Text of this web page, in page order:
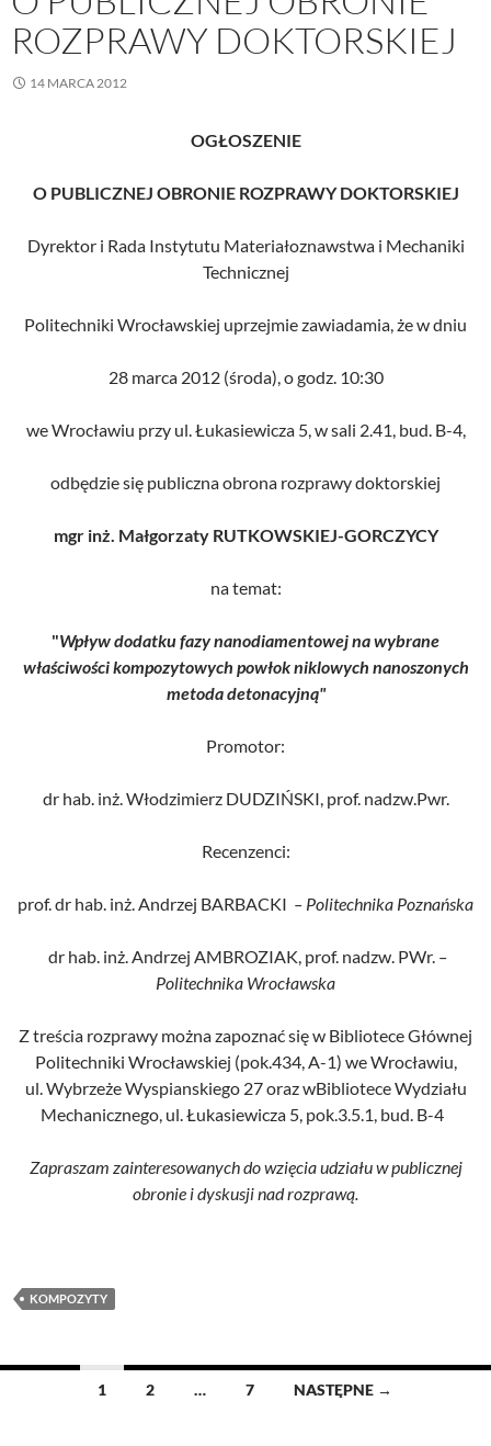
ROZPRAWY DOKTORSKIEJ
14 MARCA 2012
OGŁOSZENIE
O PUBLICZNEJ OBRONIE ROZPRAWY DOKTORSKIEJ
Dyrektor i Rada Instytutu Materiałoznawstwa i Mechaniki
Technicznej
Politechniki Wrocławskiej uprzejmie zawiadamia, że w dniu
28 marca 2012 (środa), o godz. 10:30
we Wrocławiu przy ul. Łukasiewicza 5, w sali 2.41, bud. B-4,
odbędzie się publiczna obrona rozprawy doktorskiej
mgr inż. Małgorzaty RUTKOWSKIEJ-GORCZYCY
na temat:
"Wpływ dodatku fazy nanodiamentowej na wybrane
właściwości kompozytowych powłok niklowych nanoszonych
metoda detonacyjną"
Promotor:
dr hab. inż. Włodzimierz DUDZIŃSKI, prof. nadzw.Pwr.
Recenzenci:
prof. dr hab. inż. Andrzej BARBACKI – Politechnika Poznańska
dr hab. inż. Andrzej AMBROZIAK, prof. nadzw. PWr. –
Politechnika Wrocławska
Z treścia rozprawy można zapoznać się w Bibliotece Głównej
Politechniki Wrocławskiej (pok.434, A-1) we Wrocławiu,
ul. Wybrzeże Wyspianskiego 27 oraz wBibliotece Wydziału
Mechanicznego, ul. Łukasiewicza 5, pok.3.5.1, bud. B-4
Zapraszam zainteresowanych do wzięcia udziału w publicznej
obronie i dyskusji nad rozprawą.
KOMPOZYTY
Nawigacja
1 2 … 7 NASTĘPNE →